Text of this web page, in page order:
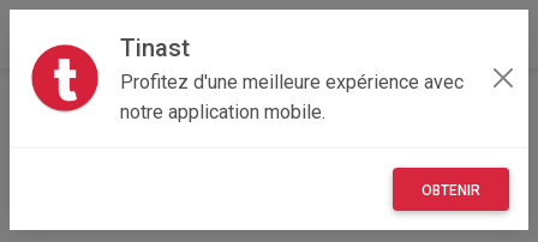
Tinast
Profitez d'une meilleure expérience avec
notre application mobile.
OBTENIR
Accueil Recherche
Nouvelle-Aquitaine